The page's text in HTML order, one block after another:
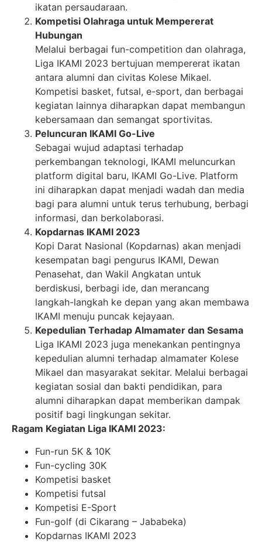
ikatan persaudaraan.
Kompetisi Olahraga untuk Mempererat
Hubungan
Melalui berbagai fun-competition dan olahraga,
Liga IKAMI 2023 bertujuan mempererat ikatan
antara alumni dan civitas Kolese Mikael.
Kompetisi basket, futsal, e-sport, dan berbagai
kegiatan lainnya diharapkan dapat membangun
kebersamaan dan semangat sportivitas.
Peluncuran IKAMI Go-Live
Sebagai wujud adaptasi terhadap
perkembangan teknologi, IKAMI meluncurkan
platform digital baru, IKAMI Go-Live. Platform
ini diharapkan dapat menjadi wadah dan media
bagi para alumni untuk terus terhubung, berbagi
informasi, dan berkolaborasi.
Kopdarnas IKAMI 2023
Kopi Darat Nasional (Kopdarnas) akan menjadi
kesempatan bagi pengurus IKAMI, Dewan
Penasehat, dan Wakil Angkatan untuk
berdiskusi, berbagi ide, dan merancang
langkah-langkah ke depan yang akan membawa
IKAMI menuju puncak kejayaan.
Kepedulian Terhadap Almamater dan Sesama
Liga IKAMI 2023 juga menekankan pentingnya
kepedulian alumni terhadap almamater Kolese
Mikael dan masyarakat sekitar. Melalui berbagai
kegiatan sosial dan bakti pendidikan, para
alumni diharapkan dapat memberikan dampak
positif bagi lingkungan sekitar.
Ragam Kegiatan Liga IKAMI 2023:
Fun-run 5K & 10K
Fun-cycling 30K
Kompetisi basket
Kompetisi futsal
Kompetisi E-Sport
Fun-golf (di Cikarang – Jababeka)
Kopdarnas IKAMI 2023